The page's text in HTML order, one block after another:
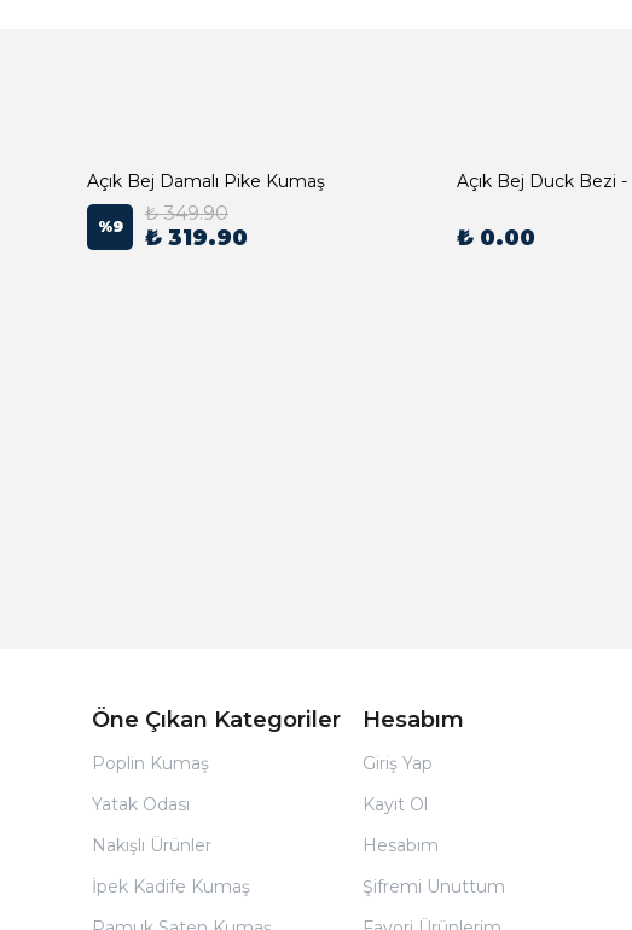
Açık Bej Damalı Pike Kumaş
%9
₺ 349.90
₺ 319.90 ₺ 0.00
Öne Çıkan Kategoriler
Poplin Kumaş
Yatak Odası
Nakışlı Ürünler
İpek Kadife Kumaş
Hesabım
Giriş Yap
Kayıt Ol
Hesabım
Şifremi Unuttum